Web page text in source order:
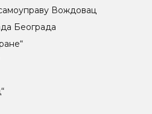
Вождовац
Београда